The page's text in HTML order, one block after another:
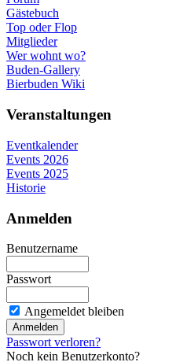
Gästebuch
Top oder Flop
Mitglieder
Wer wohnt wo?
Buden-Gallery
Bierbuden Wiki
Veranstaltungen
Eventkalender
Events 2026
Events 2025
Historie
Anmelden
Benutzername
Passwort
Angemeldet bleiben
Passwort verloren?
Noch kein Benutzerkonto?